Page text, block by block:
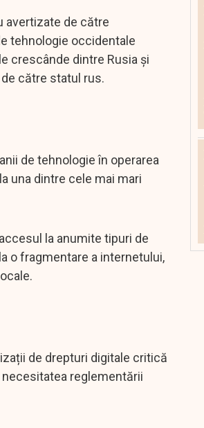
avertizate de către
tehnologie occidentale
crescânde dintre Rusia și
către statul rus.
de tehnologie în operarea
una dintre cele mai mari
la anumite tipuri de
o fragmentare a internetului,
de drepturi digitale critică
reglementării